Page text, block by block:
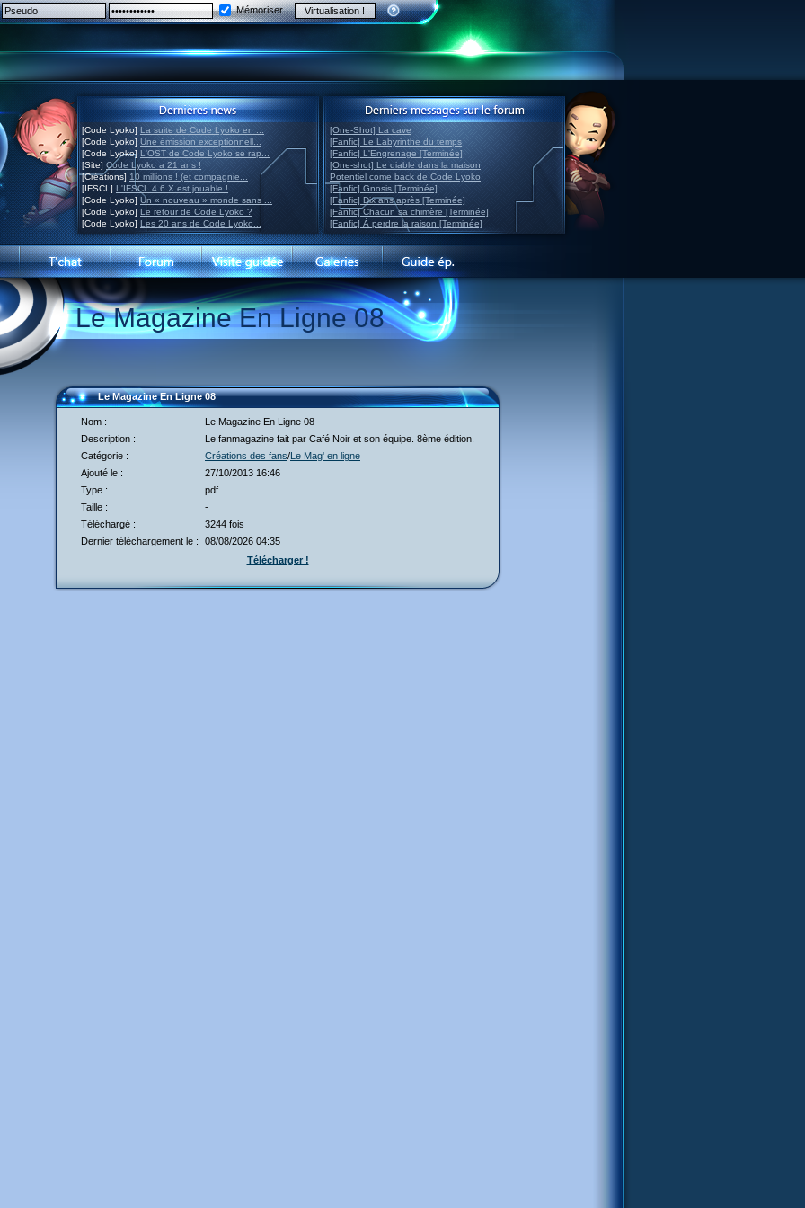
Mémoriser
[Code Lyoko] La suite de Code Lyoko en ...
[Code Lyoko] Une émission exceptionnell...
[Code Lyoko] L'OST de Code Lyoko se rap...
[Site] Code Lyoko a 21 ans !
[Créations] 10 millions ! (et compagnie...
[IFSCL] L'IFSCL 4.6.X est jouable !
[Code Lyoko] Un « nouveau » monde sans ...
[Code Lyoko] Le retour de Code Lyoko ?
[Code Lyoko] Les 20 ans de Code Lyoko...
[One-Shot] La cave
[Fanfic] Le Labyrinthe du temps
[Fanfic] L'Engrenage [Terminée]
[One-shot] Le diable dans la maison
Potentiel come back de Code Lyoko
[Fanfic] Gnosis [Terminée]
[Fanfic] Dix ans après [Terminée]
[Fanfic] Chacun sa chimère [Terminée]
[Fanfic] À perdre la raison [Terminée]
Le Magazine En Ligne 08
Le Magazine En Ligne 08
Nom :
Le Magazine En Ligne 08
Description :
Le fanmagazine fait par Café Noir et son équipe. 8ème édition.
Catégorie :
Créations des fans/Le Mag' en ligne
Ajouté le :
27/10/2013 16:46
Type :
pdf
Taille :
-
Téléchargé :
3244 fois
Dernier téléchargement le :
08/08/2026 04:35
Télécharger !